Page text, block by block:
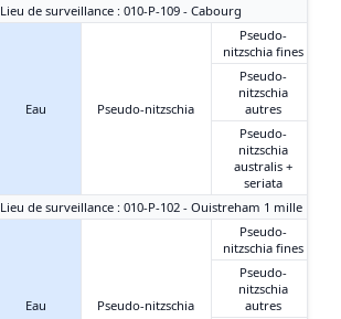
Lieu de surveillance : 010-P-109 - Cabourg
Eau Pseudo-nitzschia
Pseudo-
nitzschia fines
Pseudo-
nitzschia
autres
Pseudo-
nitzschia
australis +
seriata
Lieu de surveillance : 010-P-102 - Ouistreham 1 mille
Eau Pseudo-nitzschia
Pseudo-
nitzschia fines
Pseudo-
nitzschia
autres